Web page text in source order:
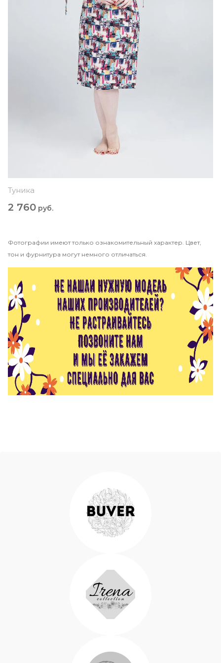
Туника
2 760 руб.
Фотографии имеют только ознакомительный характер. Цвет,
тон и фурнитура могут немного отличаться.